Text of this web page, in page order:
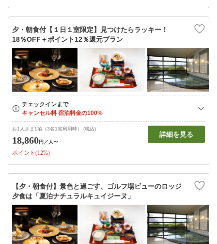
夕・朝食付【１日１室限定】見つけたらラッキー！
18％OFF＋ポイント12％還元プラン
お1人さま1泊（3名1室利用時） (税込)
18,860円 ／人〜
ポイント(12%)
詳細を見る
【夕・朝食付】景色と過ごす、ゴルフ場ビューのロッジ
夕食は「夏泊ナチュラルキュイジーヌ」